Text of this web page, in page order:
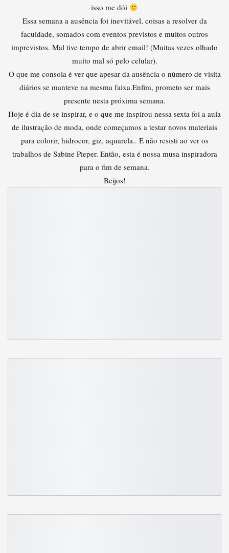
isso me dói
Essa semana a ausência foi inevitável, coisas a resolver da
faculdade, somados com eventos previstos e muitos outros
imprevistos. Mal tive tempo de abrir email! (Muitas vezes olhado
muito mal só pelo celular).
O que me consola é ver que apesar da ausência o número de visita
diários se manteve na mesma faixa.Enfim, prometo ser mais
presente nesta próxima semana.
Hoje é dia de se inspirar, e o que me inspirou nessa sexta foi a aula
de ilustração de moda, onde começamos a testar novos materiais
para colorir, hidrocor, giz, aquarela.. E não resisti ao ver os
trabalhos de Sabine Pieper. Então, esta é nossa musa inspiradora
para o fim de semana.
Beijos!